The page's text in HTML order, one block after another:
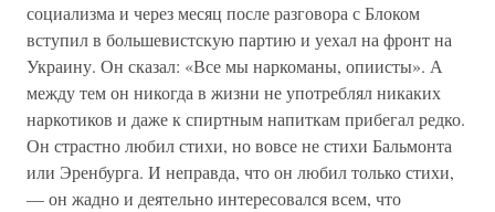
социализма и через месяц после разговора с Блоком
вступил в большевистскую партию и уехал на фронт на
Украину. Он сказал: «Все мы наркоманы, опиисты». А
между тем он никогда в жизни не употреблял никаких
наркотиков и даже к спиртным напиткам прибегал редко.
Он страстно любил стихи, но вовсе не стихи Бальмонта
или Эренбурга. И неправда, что он любил только стихи,
— он жадно и деятельно интересовался всем, что